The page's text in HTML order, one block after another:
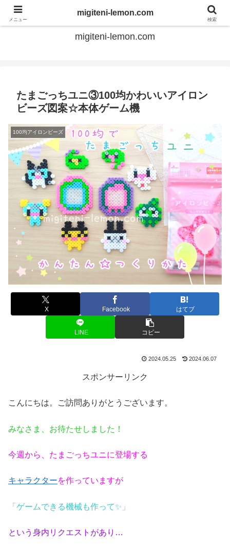
てのひらアイロンビーズ
migiteni-lemon.com
たまごっちユニ③100均かわいいアイロン
ビーズ図案☆本体ゲーム機
100均アイロンビーズ
X Facebook はてブ
LINE コピー
2024.05.25 2024.06.07
スポンサーリンク
こんにちは。ご訪問ありがとうございます。
みなさま、お待たせしました！
今週から、たまごっちユニに登場する
キャラクターを作っていますが
「ゲームできる機械も作って✨」
という身内リクエストがあり…
メニュー
migiteni-lemon.com
検索